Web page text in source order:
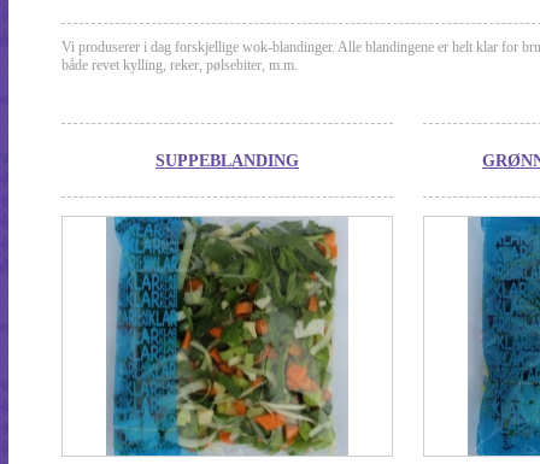
Vi produserer i dag forskjellige wok-blandinger. Alle blandingene er helt klar for
både revet kylling, reker, pølsebiter, m.m.
SUPPEBLANDING